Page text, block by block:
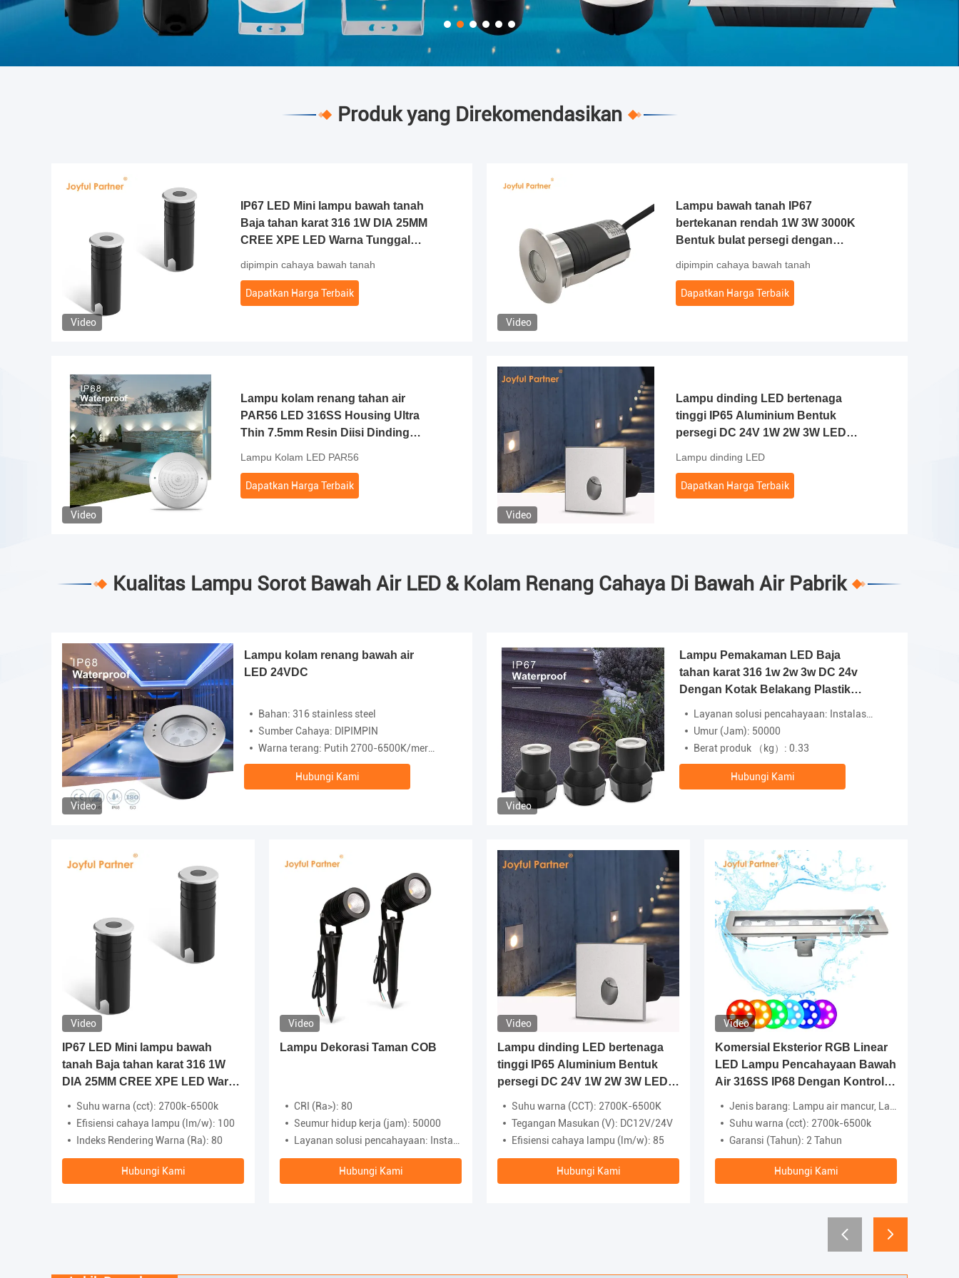
Produk yang Direkomendasikan
Video
IP67 LED Mini lampu bawah tanah
Baja tahan karat 316 1W DIA 25MM
CREE XPE LED Warna Tunggal
dipimpin cahaya bawah tanah
Dapatkan Harga Terbaik
Video
Lampu bawah tanah IP67
bertekanan rendah 1W 3W 3000K
Bentuk bulat persegi dengan
dipimpin cahaya bawah tanah
Dapatkan Harga Terbaik
Video
Lampu kolam renang tahan air
PAR56 LED 316SS Housing Ultra
Thin 7.5mm Resin Diisi Dinding
AC12V
Lampu Kolam LED PAR56
Dapatkan Harga Terbaik
Video
Lampu dinding LED bertenaga
tinggi IP65 Aluminium Bentuk
persegi DC 24V 1W 2W 3W LED
Lampu dinding LED
Dapatkan Harga Terbaik
Kualitas Lampu Sorot Bawah Air LED & Kolam Renang Cahaya Di Bawah Air Pabrik
Video
Lampu kolam renang bawah air
LED 24VDC
Bahan: 316 stainless steel
Sumber Cahaya: DIPIMPIN
Warna terang: Putih 2700-6500K/merah/hijau/biru/kuning/rgb/rgbw
Hubungi Kami
Video
Lampu Pemakaman LED Baja
tahan karat 316 1w 2w 3w DC 24v
Dengan Kotak Belakang Plastik
Layanan solusi pencahayaan: Instalasi Proyek
Umur (Jam): 50000
Berat produk （kg）: 0.33
Hubungi Kami
Video
IP67 LED Mini lampu bawah
tanah Baja tahan karat 316 1W
DIA 25MM CREE XPE LED Warna
Tunggal 3000K
Suhu warna (cct): 2700k-6500k
Efisiensi cahaya lampu (lm/w): 100
Indeks Rendering Warna (Ra): 80
Hubungi Kami
Video
Lampu Dekorasi Taman COB
CRI (Ra>): 80
Seumur hidup kerja (jam): 50000
Layanan solusi pencahayaan: Instalasi Proyek
Hubungi Kami
Video
Lampu dinding LED bertenaga
tinggi IP65 Aluminium Bentuk
persegi DC 24V 1W 2W 3W LED
Untuk Koridor
Suhu warna (CCT): 2700K-6500K
Tegangan Masukan (V): DC12V/24V
Efisiensi cahaya lampu (lm/w): 85
Hubungi Kami
Video
Komersial Eksterior RGB Linear
LED Lampu Pencahayaan Bawah
Air 316SS IP68 Dengan Kontrol
Jenis barang: Lampu air mancur, Lampu Spot LED di bawah air
Suhu warna (cct): 2700k-6500k
Garansi (Tahun): 2 Tahun
Hubungi Kami